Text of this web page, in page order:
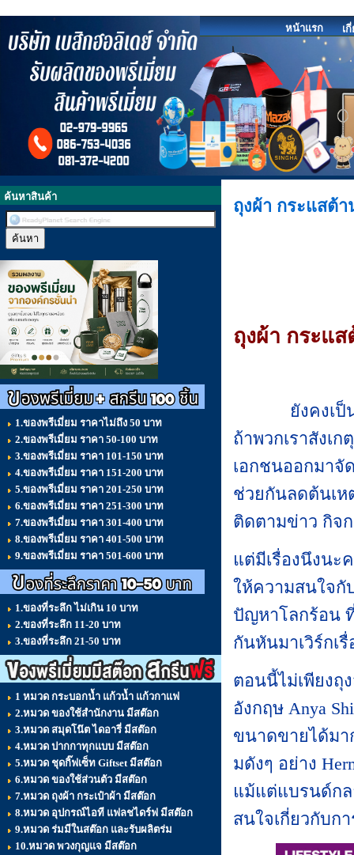
หน้าแรก เ
ค้นหาสินค้า
1.ของพรีเมี่ยม ราคาไม่ถึง 50 บาท
2.ของพรีเมี่ยม ราคา 50-100 บาท
3.ของพรีเมี่ยม ราคา 101-150 บาท
4.ของพรีเมี่ยม ราคา 151-200 บาท
5.ของพรีเมี่ยม ราคา 201-250 บาท
6.ของพรีเมี่ยม ราคา 251-300 บาท
7.ของพรีเมี่ยม ราคา 301-400 บาท
8.ของพรีเมี่ยม ราคา 401-500 บาท
9.ของพรีเมี่ยม ราคา 501-600 บาท
1.ของที่ระลึก ไม่เกิน 10 บาท
2.ของที่ระลึก 11-20 บาท
3.ของที่ระลึก 21-50 บาท
1 หมวด กระบอกน้ำ แก้วน้ำ แก้วกาแฟ
2.หมวด ของใช้สำนักงาน มีสต๊อก
3.หมวด สมุดโน๊ต ไดอารี่ มีสต๊อก
4.หมวด ปากกาทุกแบบ มีสต๊อก
5.หมวด ชุดกิ๊ฟเซ็ท Giftset มีสต๊อก
6.หมวด ของใช้ส่วนตัว มีสต๊อก
7.หมวด ถุงผ้า กระเป๋าผ้า มีสต๊อก
8.หมวด อุปกรณ์ไอที แฟลชไดร์ฟ มีสต๊อก
9.หมวด ร่มมีในสต๊อก และรับผลิตร่ม
10.หมวด พวงกุญแจ มีสต๊อก
ถุงผ้า กระแสต้
ถุงผ้า กระแ
ยังคงเป็นกร
ถ้าพวกเราสังเ
เอกชนออกมาจั
ช่วยกันลดต้นเห
ติดตามข่าว กิจ
แต่มีเรื่องนึงนะ
ให้ความสนใจกั
ปัญหาโลกร้อน
กันหันมาเวิร์กเ
ตอนนี้ไม่เพียงถุ
อังกฤษ Anya
ขนาดขายได้มา
มดังๆ อย่าง
แม้แต่แบรนด์กล
สนใจเกี่ยวกับก